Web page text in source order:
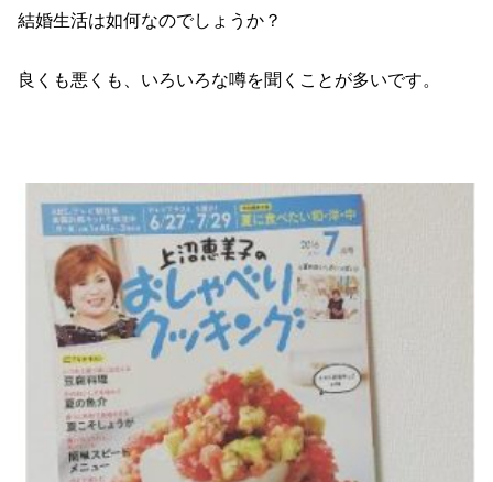
結婚生活は如何なのでしょうか？
良くも悪くも、いろいろな噂を聞くことが多いです。